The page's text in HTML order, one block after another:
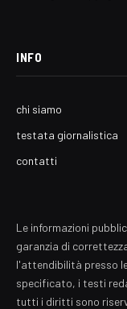
INFO
chi siamo
testata giornalistica
contatti
Le informazioni
garanzia di
l'attendibilità presso
specificato, i testi
tutti i diritti sono